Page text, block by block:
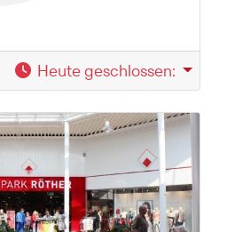
Heute geschlossen: